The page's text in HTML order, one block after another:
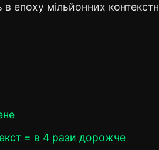
епоху мільйонних
= в 4 рази дорожче